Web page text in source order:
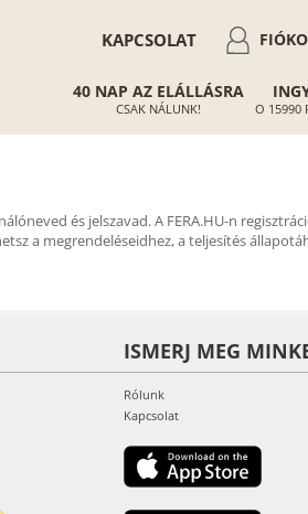
KAPCSOLAT
40 NAP AZ ELÁLLÁSRA
CSAK NÁLUNK! O 15990
és jelszavad. A FERA.HU-n
a megrendeléseidhez, a teljesítés
ISMERJ MEG
Rólunk
Kapcsolat